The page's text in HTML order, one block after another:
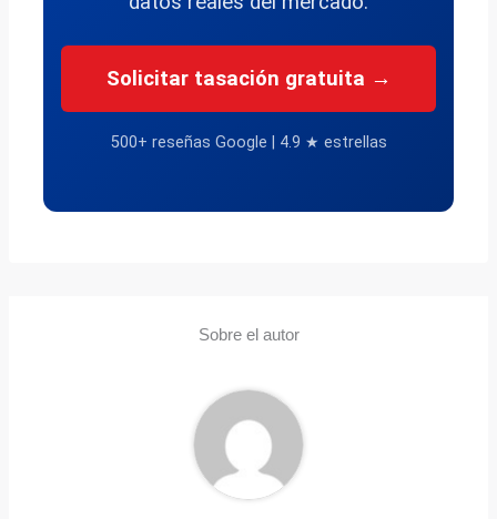
Solicitar tasación gratuita →
500+ reseñas Google | 4.9 ★ estrellas
Sobre el autor